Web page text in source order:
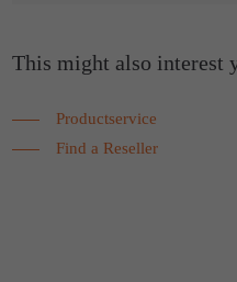
This might also interest
Productservice
Find a Reseller